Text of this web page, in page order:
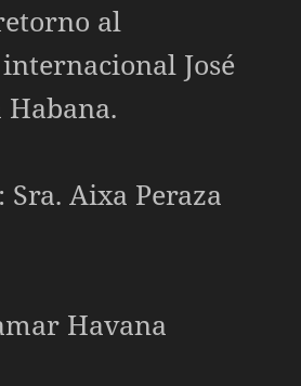
al
José
Aixa Peraza
Havana